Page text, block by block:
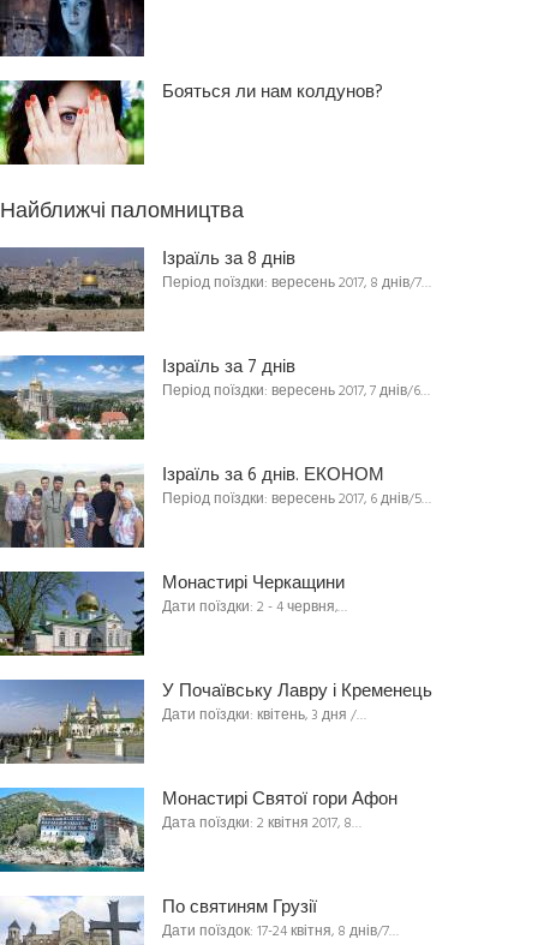
Бояться ли нам колдунов?
Найближчі паломництва
Ізраїль за 8 днів
Період поїздки: вересень 2017, 8 днів/7…
Ізраїль за 7 днів
Період поїздки: вересень 2017, 7 днів/6…
Ізраїль за 6 днів. ЕКОНОМ
Період поїздки: вересень 2017, 6 днів/5…
Монастирі Черкащини
Дати поїздки: 2 - 4 червня,…
У Почаївську Лавру і Кременець
Дати поїздки: квітень, 3 дня /…
Монастирі Святої гори Афон
Дата поїздки: 2 квітня 2017, 8…
По святиням Грузії
Дати поїздок: 17-24 квітня, 8 днів/7…